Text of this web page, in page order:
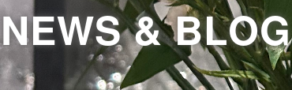
NEWS & BLOG